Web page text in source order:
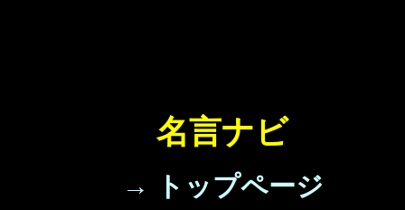
名言ナビ
→ トップページ